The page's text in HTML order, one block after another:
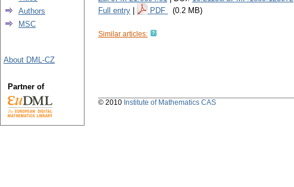
Full entry
PDF (0.2 MB)
Similar articles:
Authors
MSC
About DML-CZ
Partner of
© 2010 Institute of Mathematics CAS